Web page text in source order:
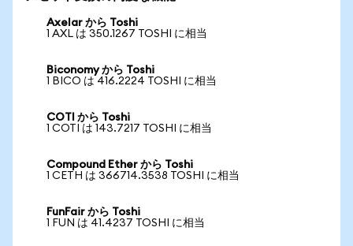
Axelar から Toshi
1 AXL は 350.1267 TOSHI に相当
Biconomy から Toshi
1 BICO は 416.2224 TOSHI に相当
COTI から Toshi
1 COTI は 143.7217 TOSHI に相当
Compound Ether から Toshi
1 CETH は 366714.3538 TOSHI に相当
FunFair から Toshi
1 FUN は 41.4237 TOSHI に相当